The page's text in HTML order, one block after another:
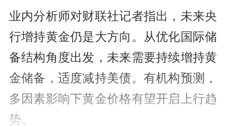
业内分析师对财联社记者指出，未来央
行增持黄金仍是大方向。从优化国际储
备结构角度出发，未来需要持续增持黄
金储备，适度减持美债。有机构预测，
多因素影响下黄金价格有望开启上行趋
势。